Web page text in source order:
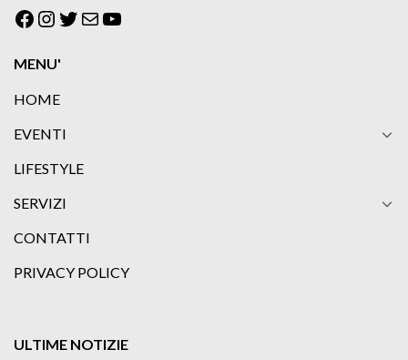
Facebook
Instagram
Twitter
EmailYouTube
MENU'
HOME
EVENTI
LIFESTYLE
SERVIZI
CONTATTI
PRIVACY POLICY
ULTIME NOTIZIE